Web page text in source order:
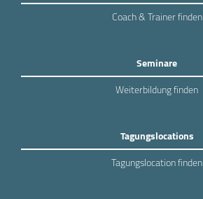
Coach & Trainer finden
Seminare
Weiterbildung finden
Tagungslocations
Tagungslocation finden